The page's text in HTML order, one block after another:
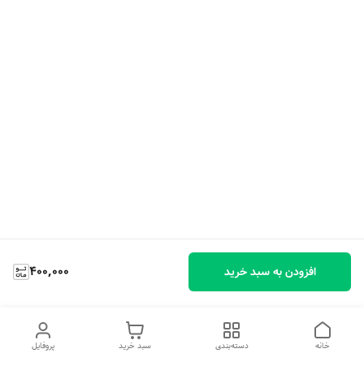
400,000 افزودن به سبد خرید
پروفایل سبد خرید دسته‌بندی خانه